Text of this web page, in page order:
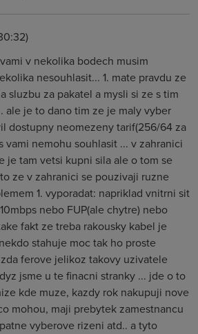
v nekolika bodech musim
nesouhlasit... 1. mate pravdu ze
sluzbu za pakatel a mysli si ze s tim
ale je to dano tim ze je maly vyber
dostupny neomezeny tarif(256/64 za
vami nemohu souhlasit ... v zahranici
je tam vetsi kupni sila ale o tom se
ze v zahranici se pouzivaji ruzne
1. vyporadat: napriklad vnitrni sit
nebo FUP(ale chytre) nebo
fakt ze treba rakousky kabel je
stahuje moc tak ho proste
ferove jelikoz takovy uzivatele
jsme u te finacni stranky ... jde o to
kde muze, kazdy rok nakupuji nove
mohou, maji prebytek zamestnancu
vyberove rizeni atd.. a tyto